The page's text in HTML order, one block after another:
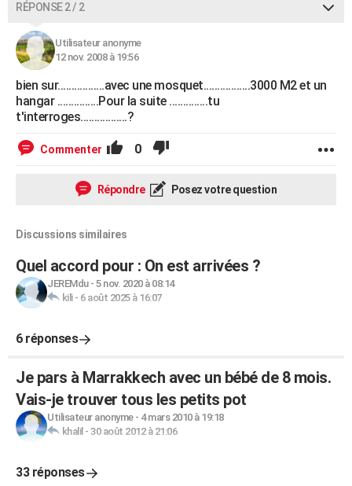
RÉPONSE 2 / 2
Utilisateur anonyme
12 nov. 2008 à 19:56
bien sur.................avec une mosquet.................3000 M2 et un
hangar ...............Pour la suite ..............tu
t'interroges.................?
Commenter 0
Répondre Posez votre question
Discussions similaires
Quel accord pour : On est arrivées ?
JEREMdu- 5 nov. 2020 à 08:14
kili- 6 août 2025 à 16:07
6 réponses
Je pars à Marrakkech avec un bébé de 8 mois.
Vais-je trouver tous les petits pot
Utilisateur anonyme- 4 mars 2010 à 19:18
khalil - 30 août 2012 à 21:06
33 réponses